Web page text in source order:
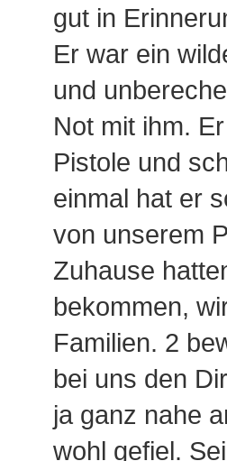
gut in
Er war ein
und
Not mit ihm.
Pistole und
einmal hat er
von unserem
Zuhause
bekommen,
Familien. 2
bei uns den
ja ganz nahe
wohl gefiel.